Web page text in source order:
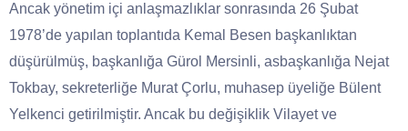
Ancak yönetim içi anlaşmazlıklar sonrasında 26 Şubat
1978’de yapılan toplantıda Kemal Besen başkanlıktan
düşürülmüş, başkanlığa Gürol Mersinli, asbaşkanlığa Nejat
Tokbay, sekreterliğe Murat Çorlu, muhasep üyeliğe Bülent
Yelkenci getirilmiştir. Ancak bu değişiklik Vilayet ve